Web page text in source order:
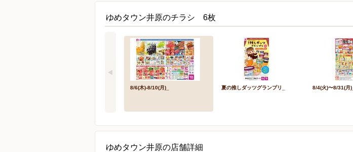
ゆめタウン井原のチラシ 6枚
8/6(木)-8/10(月)_ 夏の推しダッツグランプリ_ 8/4(火)〜8/31(月)_
ゆめタウン井原の店舗詳細